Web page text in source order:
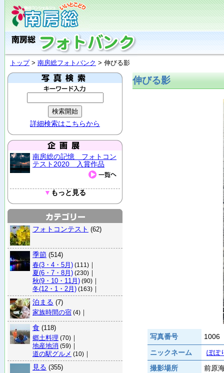
トップ> 南房総フォトバンク > 伸びる影
詳細検索はこちらから
南房総の記憶 フォトコン
テスト2020 入賞作品
▼ もっと見る
フォトコンテスト (62)
季節 (514)
春(3・4・5月) (111) ｜
夏(6・7・8月) (230) ｜
秋(9・10・11月) (90) ｜
冬(12・1・2月) (163) ｜
泊まる (7)
家族時間の宿 (4) ｜
食 (118)
郷土料理 (70) ｜
地産地消 (59) ｜
道の駅グルメ (10) ｜
見る (355)
伸びる影
写真番号
1006
ニックネーム
ぽぽ
撮影場所
前原